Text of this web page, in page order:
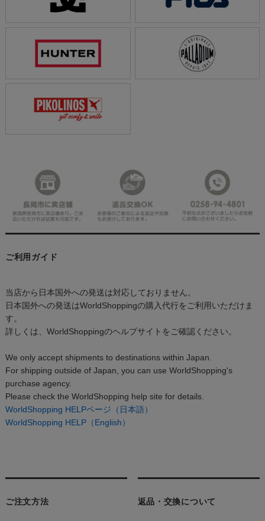
ご利用ガイド
当店から日本国外への発送は対応しておりません。
日本国外への発送はWorldShoppingの購入代行をご利用いただけま
す。
詳しくは、WorldShoppingのヘルプサイトをご確認ください。
We only accept shipments to destinations within Japan.
For shipping outside of Japan, you can use WorldShopping's
purchase agency.
Please check the WorldShopping help site for details.
WorldShopping HELPページ（日本語）
WorldShopping HELP（English）
ご注文方法 返品・交換について